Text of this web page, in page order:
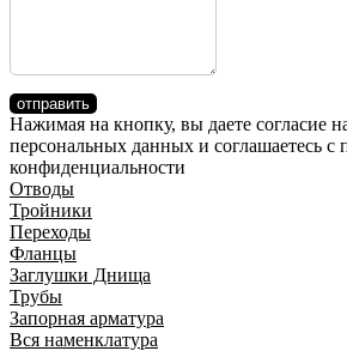
отправить
Нажимая на кнопку, вы даете согласие
персональных данных и соглашаетесь c
конфиденциальности
Отводы
Тройники
Переходы
Фланцы
Заглушки Днища
Трубы
Запорная арматура
Вся наменклатура